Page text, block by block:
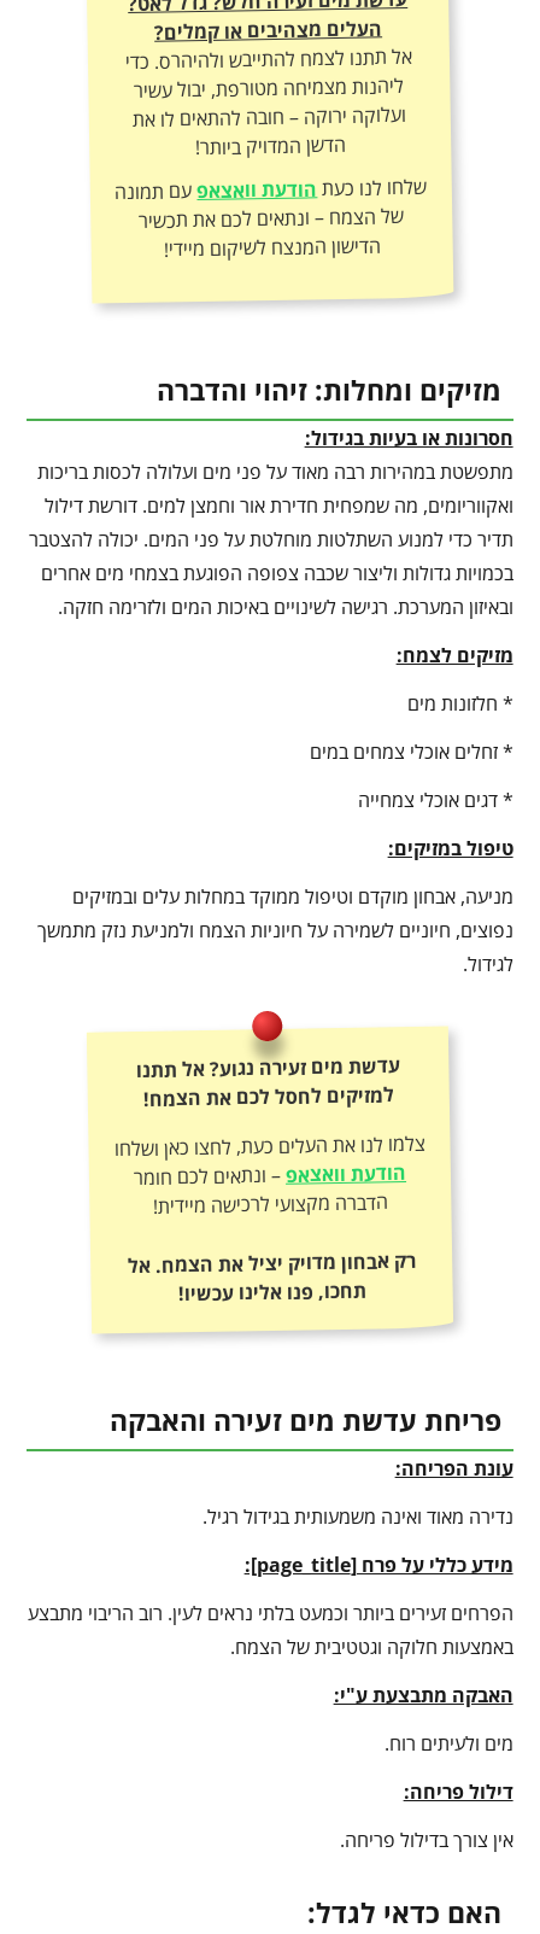
העלים מצהיבים או קמלים?
אל תתנו לצמח להתייבש ולהיהרס. כדי
ליהנות מצמיחה מטורפת, יבול עשיר
ועלוקה ירוקה – חובה להתאים לו את
הדשן המדויק ביותר!
שלחו לנו כעתהודעת וואצאפעם תמונה
של הצמח – ונתאים לכם את תכשיר
הדישון המנצח לשיקום מיידי!
מזיקים ומחלות: זיהוי והדברה
חסרונות או בעיות בגידול:
מתפשטת במהירות רבה מאוד על פני מים ועלולה לכסות בריכות
ואקווריומים, מה שמפחית חדירת אור וחמצן למים. דורשת דילול
תדיר כדי למנוע השתלטות מוחלטת על פני המים. יכולה להצטבר
בכמויות גדולות וליצור שכבה צפופה הפוגעת בצמחי מים אחרים
ובאיזון המערכת. רגישה לשינויים באיכות המים ולזרימה חזקה.
מזיקים לצמח:
* חלזונות מים
* זחלים אוכלי צמחים במים
* דגים אוכלי צמחייה
טיפול במזיקים:
מניעה, אבחון מוקדם וטיפול ממוקד במחלות עלים ובמזיקים
נפוצים, חיוניים לשמירה על חיוניות הצמח ולמניעת נזק מתמשך
לגידול.
עדשת מים זעירה נגוע? אל תתנו
למזיקים לחסל לכם את הצמח!
צלמו לנו את העלים כעת, לחצו כאן ושלחו
הודעת וואצאפ– ונתאים לכם חומר
הדברה מקצועי לרכישה מיידית!
רק אבחון מדויק יציל את הצמח. אל
תחכו, פנו אלינו עכשיו!
פריחת עדשת מים זעירה והאבקה
עונת הפריחה:
נדירה מאוד ואינה משמעותית בגידול רגיל.
מידע כללי על פרח [page_title
]:
הפרחים זעירים ביותר וכמעט בלתי נראים לעין. רוב הריבוי מתבצע
באמצעות חלוקה וגטטיבית של הצמח.
האבקה מתבצעת ע"י:
מים ולעיתים רוח.
דילול פריחה:
אין צורך בדילול פריחה.
האם כדאי לגדל: